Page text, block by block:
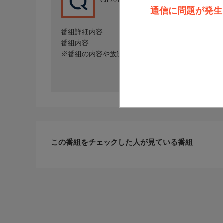
通信に問題が発
番組詳細内容
番組内容
※番組の内容や放送日時は、変更となる場合がござ
この番組をチェックした人が見ている番組